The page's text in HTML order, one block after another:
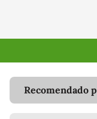
Recomendado